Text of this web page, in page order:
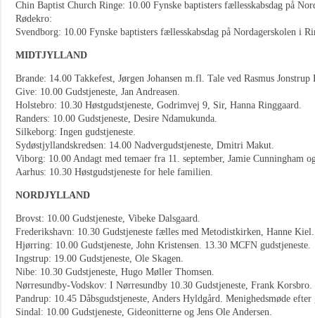
Chin Baptist Church Ringe: 10.00 Fynske baptisters fællesskabsdag på
Rødekro:
Svendborg: 10.00 Fynske baptisters fællesskabsdag på Nordagerskolen i
MIDTJYLLAND
Brande: 14.00 Takkefest, Jørgen Johansen m.fl. Tale ved Rasmus Jonstrup
Give: 10.00 Gudstjeneste, Jan Andreasen.
Holstebro: 10.30 Høstgudstjeneste, Godrimvej 9, Sir, Hanna Ringgaard.
Randers: 10.00 Gudstjeneste, Desire Ndamukunda.
Silkeborg: Ingen gudstjeneste.
Sydøstjyllandskredsen: 14.00 Nadvergudstjeneste, Dmitri Makut.
Viborg: 10.00 Andagt med temaer fra 11. september, Jamie Cunningham
Aarhus: 10.30 Høstgudstjeneste for hele familien.
NORDJYLLAND
Brovst: 10.00 Gudstjeneste, Vibeke Dalsgaard.
Frederikshavn: 10.30 Gudstjeneste fælles med Metodistkirken, Hanne Kiel.
Hjørring: 10.00 Gudstjeneste, John Kristensen. 13.30 MCFN gudstjeneste.
Ingstrup: 19.00 Gudstjeneste, Ole Skagen.
Nibe: 10.30 Gudstjeneste, Hugo Møller Thomsen.
Nørresundby-Vodskov: I Nørresundby 10.30 Gudstjeneste, Frank Korsbro.
Pandrup: 10.45 Dåbsgudstjeneste, Anders Hyldgård. Menighedsmøde efter
Sindal: 10.00 Gudstjeneste, Gideonitterne og Jens Ole Andersen.